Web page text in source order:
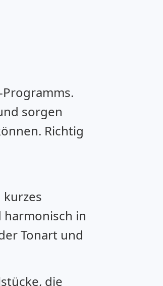
sorgen
Richtig
harmonisch in
Tonart und
die